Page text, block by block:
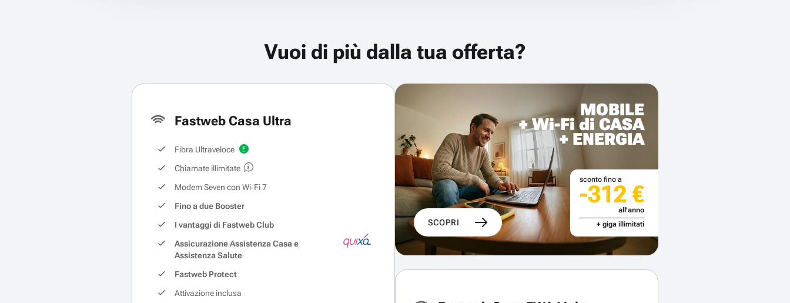
Vuoi di più dalla tua offerta?
Fastweb Casa Ultra
Fibra Ultraveloce
Chiamate illimitate
Modem Seven con Wi‑Fi 7
Fino a due Booster
I vantaggi di Fastweb Club
Assicurazione Assistenza Casa e
Assistenza Salute
Fastweb Protect
Attivazione inclusa
MOBILE
+ Wi-Fi di CASA
+ ENERGIA
SCOPRI
sconto fino a
-312 €
all'anno
+ giga illimitati